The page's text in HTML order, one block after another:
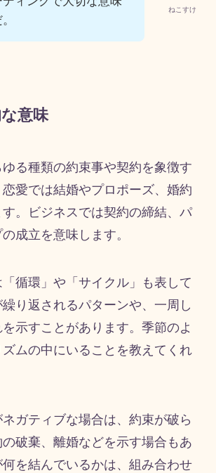
ねこすけ
意味
ゆる種類の約束事や契約を象徴す
愛では結婚やプロポーズ、婚約
。ビジネスでは契約の締結、パ
成立を意味します。
循環」や「サイクル」も表して
り返されるパターンや、一周し
示すことがあります。季節のよ
ムの中にいることを教えてくれ
ガティブな場合は、約束が破ら
破棄、離婚などを示す場合もあ
何を結んでいるかは、組み合わせ